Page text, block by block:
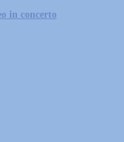
in concerto